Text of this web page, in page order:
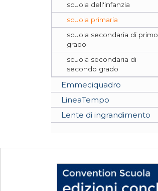
scuola dell'infanzia
scuola primaria
scuola secondaria di primo
grado
scuola secondaria di
secondo grado
Emmeciquadro
LineaTempo
Lente di ingrandimento